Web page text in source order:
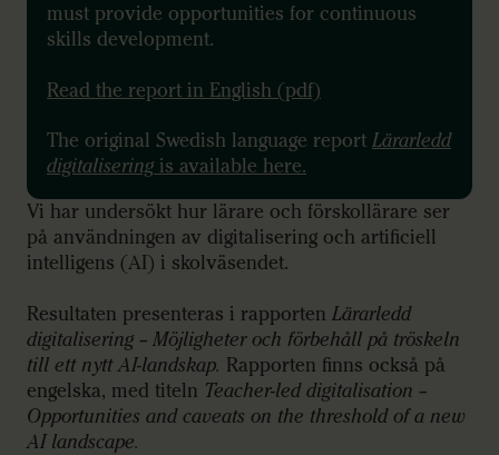
must provide opportunities for continuous
skills development.
Read the report in English (pdf)
The original Swedish language report Lärarledd
digitaliseringis available here.
Vi har undersökt hur lärare och förskollärare ser
på användningen av digitalisering och artificiell
intelligens (AI) i skolväsendet.
Resultaten presenteras i rapporten Lärarledd
digitalisering – Möjligheter och förbehåll på tröskeln
till ett nytt AI-landskap. Rapporten finns också på
engelska, med titeln Teacher-led digitalisation –
Opportunities and caveats on the threshold of a new
AI landscape.